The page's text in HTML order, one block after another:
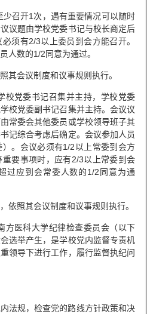
少召开1次，遇有重要情况可以随时
议题由学校党委书记与校长商定后
须有2/3以上委员到会方能召开。
人数的1/2同意为通过。
其会议制度和议事规则执行。
校党委书记召集并主持，学校党委
校党委副书记召集并主持。会议议
常委会其他委员或学校领导班子其
记综合考虑后确定。会议参加人员
。会议必须有1/2以上常委到会方
要事项时，应有2/3以上常委到会
过应到会常委人数的1/2同意为通
依照其会议制度和议事规则执行。
方医科大学纪律检查委员会（以下
选举产生，是学校党内监督专责机
领导下进行工作，履行监督执纪问
法规，检查党的路线方针政策和决